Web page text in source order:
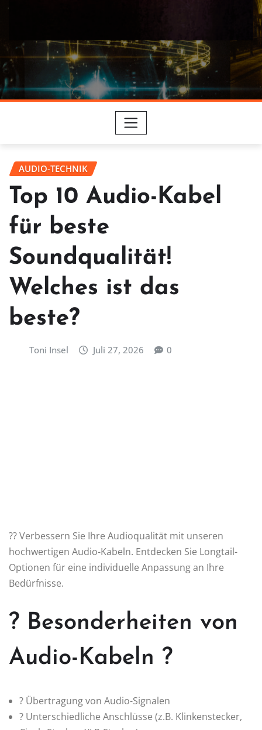
AUDIO-TECHNIK
Top 10 Audio-Kabel
für beste
Soundqualität!
Welches ist das
beste?
Toni Insel Juli 27, 2026 0
?? Verbessern Sie Ihre Audioqualität mit unseren
hochwertigen Audio-Kabeln. Entdecken Sie Longtail-
Optionen für eine individuelle Anpassung an Ihre
Bedürfnisse.
? Besonderheiten von
Audio-Kabeln ?
? Übertragung von Audio-Signalen
? Unterschiedliche Anschlüsse (z.B. Klinkenstecker,